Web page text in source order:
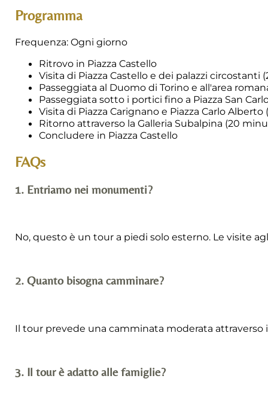
Programma
Frequenza: Ogni giorno
Ritrovo in Piazza Castello
Visita di Piazza Castello e dei palazzi circostanti
Passeggiata al Duomo di Torino e all'area
Passeggiata sotto i portici fino a Piazza San
Visita di Piazza Carignano e Piazza Carlo
Ritorno attraverso la Galleria Subalpina (20
Concludere in Piazza Castello
FAQs
1. Entriamo nei monumenti?
No, questo è un tour a piedi solo esterno. Le visite
2. Quanto bisogna camminare?
Il tour prevede una camminata moderata attraverso
3. Il tour è adatto alle famiglie?